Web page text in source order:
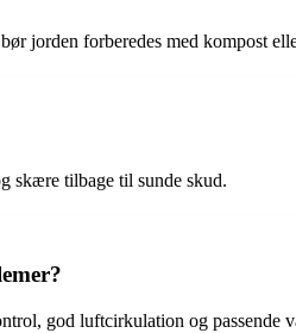
jorden forberedes med kompost
skære tilbage til sunde skud.
god luftcirkulation og passende